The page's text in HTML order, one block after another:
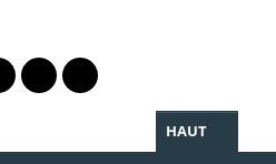
Bluesky
profil Instagram
le profil Linkedin
vers le profil Facebook
Lien vers le profil Twitter
Partager par WhatsApp
HAUT